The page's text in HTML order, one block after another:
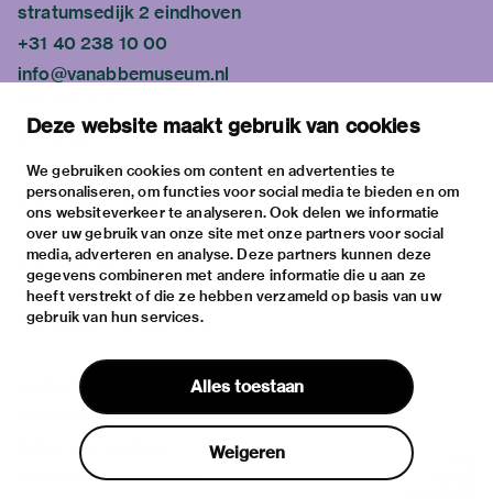
Deze website maakt gebruik van cookies
We gebruiken cookies om content en advertenties te
personaliseren, om functies voor social media te bieden en om
ons websiteverkeer te analyseren. Ook delen we informatie
over uw gebruik van onze site met onze partners voor social
media, adverteren en analyse. Deze partners kunnen deze
gegevens combineren met andere informatie die u aan ze
heeft verstrekt of die ze hebben verzameld op basis van uw
gebruik van hun services.
Alles toestaan
Weigeren
stratumsedijk 2 eindhoven
+31 40 238 10 00
info@vanabbemuseum.nl
exhibitions
activities
practical information
about
the museum
the collection
foundations & partners
contact
house rules
privacy & cookies
disclaimer & colophon